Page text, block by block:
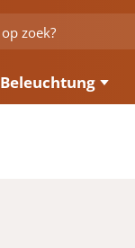
Beleuchtung